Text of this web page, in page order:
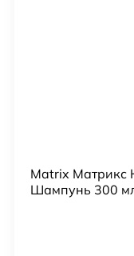
Matrix Матрикс
Шампунь 300